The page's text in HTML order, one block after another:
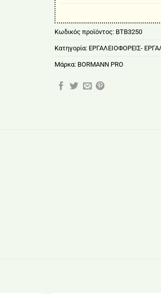
Κωδικός προϊόντος: BTB3250
Κατηγορία: ΕΡΓΑΛΕΙΟΦΟΡΕΙΣ-
Μάρκα: BORMANN PRO